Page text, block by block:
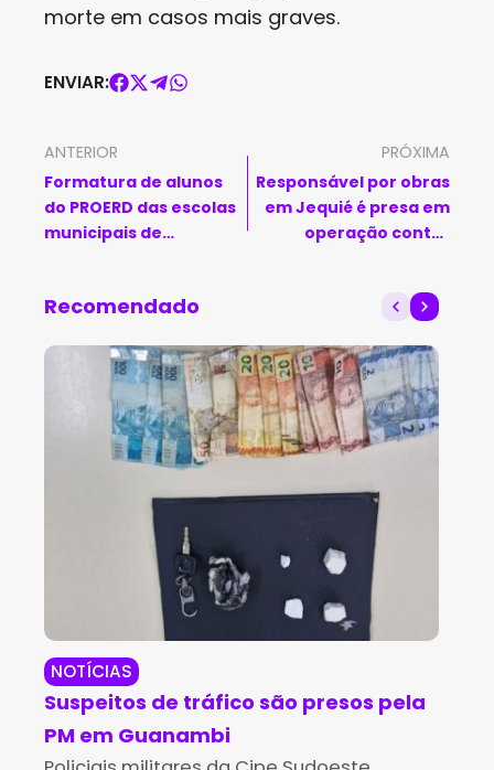
morte em casos mais graves.
ENVIAR:
ANTERIOR
Formatura de alunos
do PROERD das escolas
municipais de
PRÓXIMA
Responsável por obras
em Jequié é presa em
operação contra
Recomendado
NOTÍCIAS
Suspeitos de tráfico são presos pela
PM em Guanambi